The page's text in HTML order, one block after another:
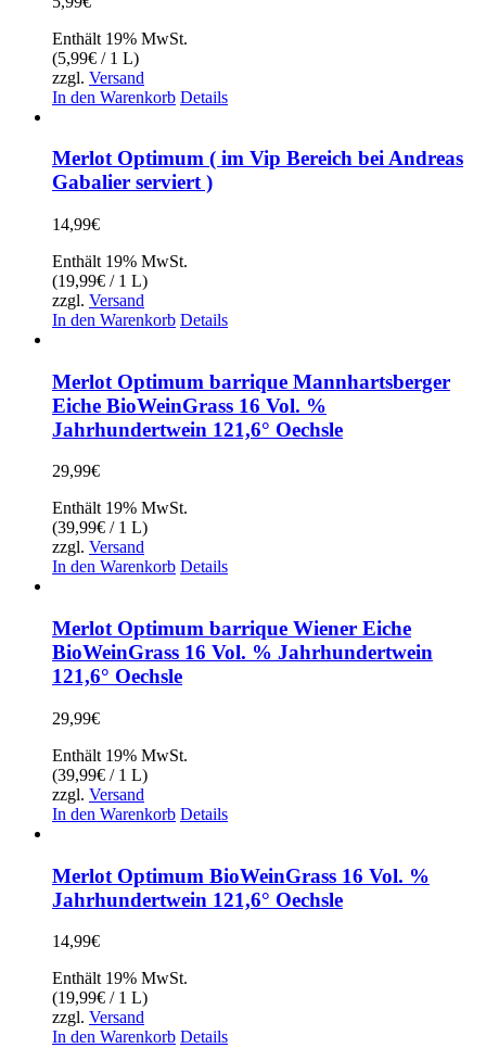
Enthält 19% MwSt.
(5,99€ / 1 L)
zzgl. Versand
In den Warenkorb Details
Merlot Optimum ( im Vip Bereich bei Andreas
Gabalier serviert )
14,99€
Enthält 19% MwSt.
(19,99€ / 1 L)
zzgl. Versand
In den Warenkorb Details
Merlot Optimum barrique Mannhartsberger
Eiche BioWeinGrass 16 Vol. %
Jahrhundertwein 121,6° Oechsle
29,99€
Enthält 19% MwSt.
(39,99€ / 1 L)
zzgl. Versand
In den Warenkorb Details
Merlot Optimum barrique Wiener Eiche
BioWeinGrass 16 Vol. % Jahrhundertwein
121,6° Oechsle
29,99€
Enthält 19% MwSt.
(39,99€ / 1 L)
zzgl. Versand
In den Warenkorb Details
Merlot Optimum BioWeinGrass 16 Vol. %
Jahrhundertwein 121,6° Oechsle
14,99€
Enthält 19% MwSt.
(19,99€ / 1 L)
zzgl. Versand
In den Warenkorb Details